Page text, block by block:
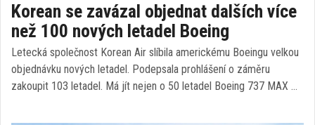
Korean se zavázal objednat dalších více
než 100 nových letadel Boeing
Letecká společnost Korean Air slíbila americkému Boeingu velkou
objednávku nových letadel. Podepsala prohlášení o záměru
zakoupit 103 letadel. Má jít nejen o 50 letadel Boeing 737 MAX …